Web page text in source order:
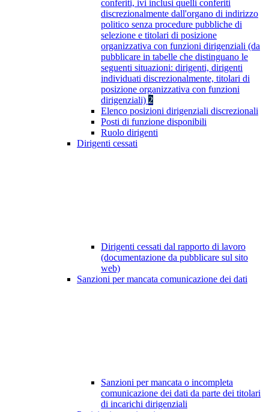
conferiti, ivi inclusi quelli conferiti
discrezionalmente dall'organo di indirizzo
politico senza procedure pubbliche di
selezione e titolari di posizione
organizzativa con funzioni dirigenziali (da
pubblicare in tabelle che distinguano le
seguenti situazioni: dirigenti, dirigenti
individuati discrezionalmente, titolari di
posizione organizzativa con funzioni
dirigenziali) 2
Elenco posizioni dirigenziali discrezionali
Posti di funzione disponibili
Ruolo dirigenti
Dirigenti cessati
Dirigenti cessati dal rapporto di lavoro
(documentazione da pubblicare sul sito
web)
Sanzioni per mancata comunicazione dei dati
Sanzioni per mancata o incompleta
comunicazione dei dati da parte dei titolari
di incarichi dirigenziali